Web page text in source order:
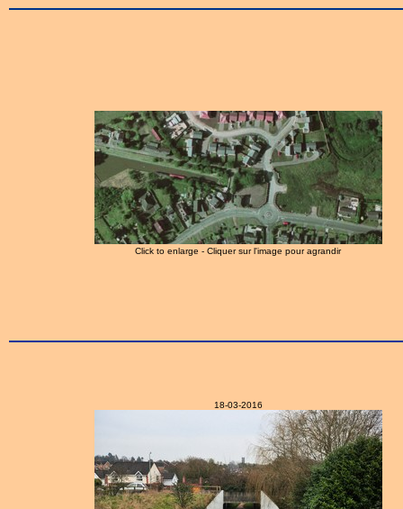
Click to enlarge - Cliquer sur l'image pour agrandir
18-03-2016